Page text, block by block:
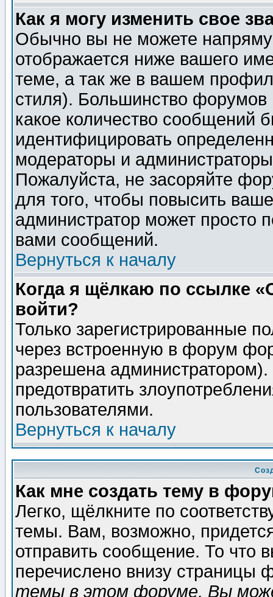
Как я могу изменить свое
Обычно вы не можете
отображается ниже вашего
теме, а так же в вашем
стиля). Большинство форумов
какое количество сообщений
идентифицировать
модераторы и
Пожалуйста, не засоряйте
для того, чтобы повысить
администратор может просто
вами сообщений.
Вернуться к началу
Когда я щёлкаю по ссылке
войти?
Только зарегистрированные
через встроенную в форум
разрешена
предотвратить
пользователями.
Вернуться к началу
Как мне создать тему в
Легко, щёлкните по
темы. Вам, возможно,
отправить сообщение. То что
перечислено внизу страницы
темы в этом форуме, Вы